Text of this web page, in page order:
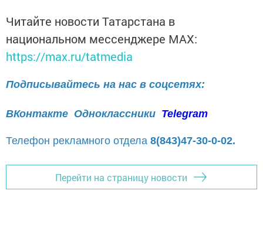
Читайте новости Татарстана в
национальном мессенджере MАХ:
https://max.ru/tatmedia
Подписывайтесь на нас в соцсетях:
ВКонтакте Одноклассники Telegram
Телефон рекламного отдела 8(843)47-30-0-02.
Перейти на страницу новости